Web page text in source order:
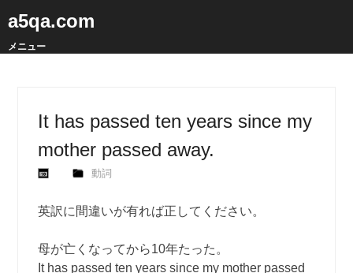
a5qa.com
メニュー
It has passed ten years since my
mother passed away.
動詞
英訳に間違いが有れば正してください。
母が亡くなってから10年たった。
It has passed ten years since my mother passed